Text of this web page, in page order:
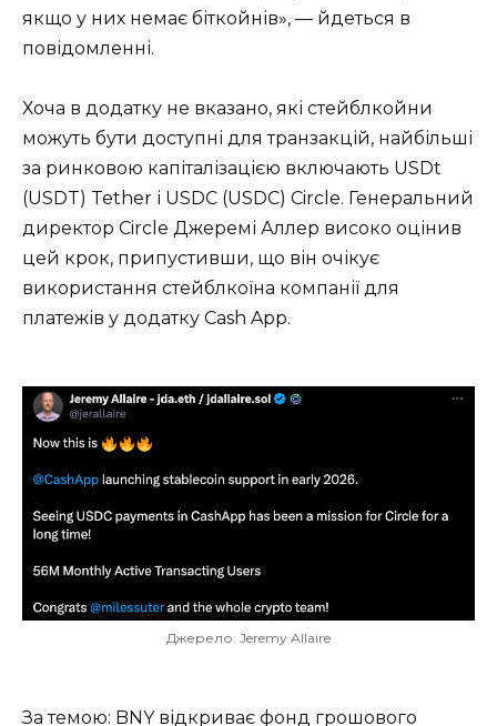
якщо у них немає біткойнів», — йдеться в
повідомленні.
Хоча в додатку не вказано, які стейблкойни
можуть бути доступні для транзакцій, найбільші
за ринковою капіталізацією включають USDt
(USDT) Tether і USDC (USDC) Circle. Генеральний
директор Circle Джеремі Аллер високо оцінив
цей крок, припустивши, що він очікує
використання стейблкоїна компанії для
платежів у додатку Cash App.
Джерело: Jeremy Allaire
За темою: BNY відкриває фонд грошового